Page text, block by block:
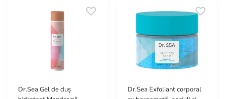
Dr.Sea Gel de duș
Dr.Sea Exfoliant corporal